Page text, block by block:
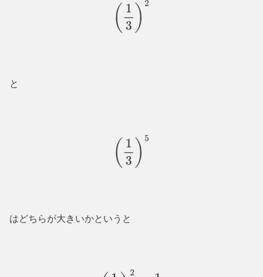
( 13 )2
と
( 13 )5
はどちらが大きいかというと